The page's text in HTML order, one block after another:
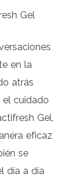
Gel
en la
atrás
cuidado
Gel,
eficaz
se
día a día